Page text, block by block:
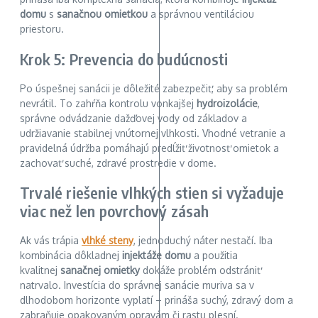
domu s sanačnou omietkou a správnou ventiláciou
priestoru.
Krok 5: Prevencia do budúcnosti
Po úspešnej sanácii je dôležité zabezpečiť, aby sa problém
nevrátil. To zahŕňa kontrolu vonkajšej hydroizolácie,
správne odvádzanie dažďovej vody od základov a
udržiavanie stabilnej vnútornej vlhkosti. Vhodné vetranie a
pravidelná údržba pomáhajú predĺžiť životnosť omietok a
zachovať suché, zdravé prostredie v dome.
Trvalé riešenie vlhkých stien si vyžaduje
viac než len povrchový zásah
Ak vás trápia vlhké steny, jednoduchý náter nestačí. Iba
kombinácia dôkladnej injektáže domu a použitia
kvalitnej sanačnej omietkydokáže problém odstrániť
natrvalo. Investícia do správnej sanácie muriva sa v
dlhodobom horizonte vyplatí – prináša suchý, zdravý dom a
zabraňuje opakovaným opravám či rastu plesní.